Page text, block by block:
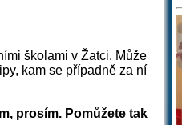
školami v Žatci. Může
kam se případně za ní
prosím. Pomůžete tak